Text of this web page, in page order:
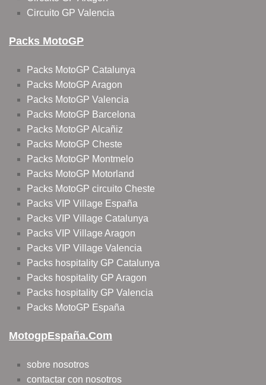
Circuito GP Valencia
Packs MotoGP
Packs MotoGP Catalunya
Packs MotoGP Aragon
Packs MotoGP Valencia
Packs MotoGP Barcelona
Packs MotoGP Alcañiz
Packs MotoGP Cheste
Packs MotoGP Montmelo
Packs MotoGP Motorland
Packs MotoGP circuito Cheste
Packs VIP Village España
Packs VIP Village Catalunya
Packs VIP Village Aragon
Packs VIP Village Valencia
Packs hospitality GP Catalunya
Packs hospitality GP Aragon
Packs hospitality GP Valencia
Packs MotoGP España
MotogpEspaña.com
sobre nosotros
contactar con nosotros